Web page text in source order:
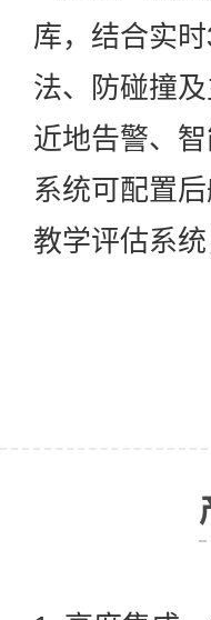
库，结合实
法、防碰撞
近地告警、智
系统可配置
教学评估系